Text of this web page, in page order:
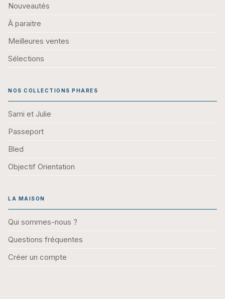
Nouveautés
À paraitre
Meilleures ventes
Sélections
NOS COLLECTIONS PHARES
Sami et Julie
Passeport
Bled
Objectif Orientation
LA MAISON
Qui sommes-nous ?
Questions fréquentes
Créer un compte